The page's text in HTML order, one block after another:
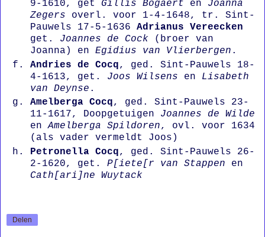
9-1610, get Gillis Bogaert en Joanna
Zegers overl. voor 1-4-1648, tr. Sint-
Pauwels 17-5-1636 Adrianus Vereecken
get. Joannes de Cock (broer van
Joanna) en Egidius van Vlierbergen .
Andries de Cocq, ged. Sint-Pauwels 18-
4-1613, get. Joos Wilsens en Lisabeth
van Deynse .
Amelberga Cocq, ged. Sint-Pauwels 23-
11-1617, Doopgetuigen Joannes de Wilde
enAmelberga Spildoren, ovl. voor 1634
(als vader vermeldt Joos)
Petronella Cocq, ged. Sint-Pauwels 26-
2-1620, get. P[iete[r van Stappen en
Cath[ari]ne Wuytack
Delen